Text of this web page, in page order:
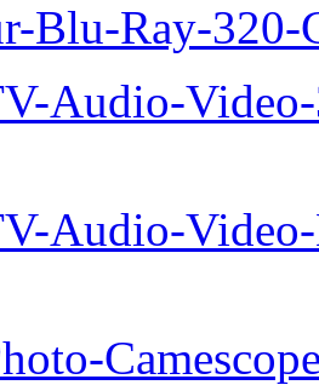
Blu-Ray-
Audio-
Audio-